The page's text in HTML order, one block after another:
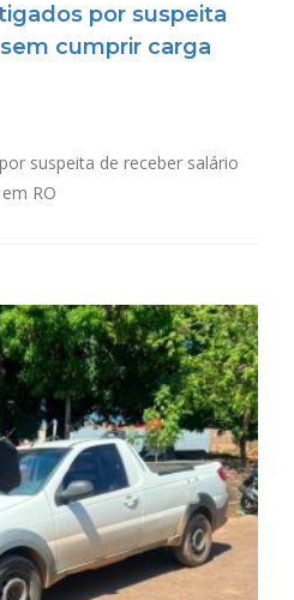
por suspeita
cumprir carga
suspeita de receber salário
RO